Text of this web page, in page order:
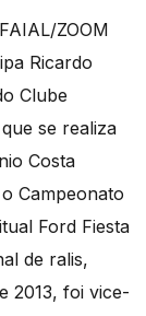
ZOOM
Ricardo
Clube
se realiza
Costa
Campeonato
Ford Fiesta
de ralis,
2013, foi vice-